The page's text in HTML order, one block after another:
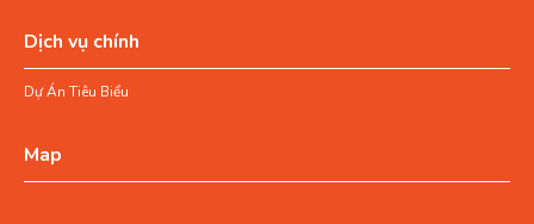
Dịch vụ chính
Dự Án Tiêu Biểu
Map